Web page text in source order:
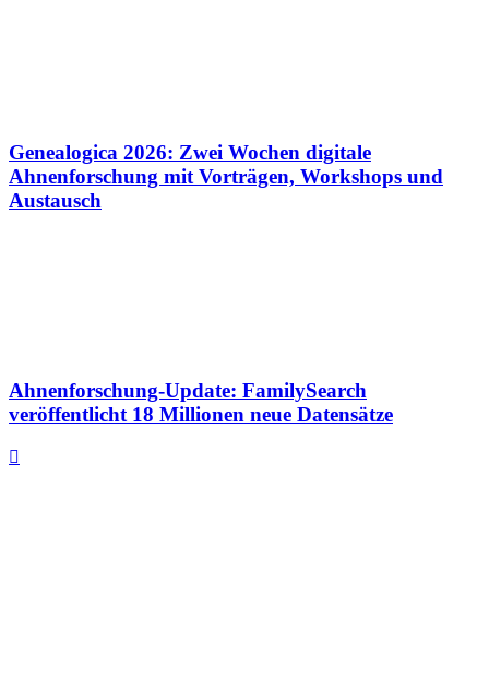
Genealogica 2026: Zwei Wochen digitale
Ahnenforschung mit Vorträgen, Workshops und
Austausch
Ahnenforschung-Update: FamilySearch
veröffentlicht 18 Millionen neue Datensätze